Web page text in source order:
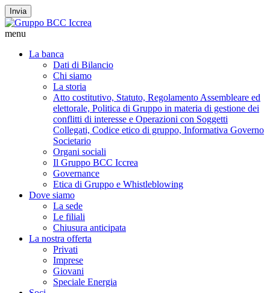
Invia
menu
La banca
Dati di Bilancio
Chi siamo
La storia
Atto costitutivo, Statuto, Regolamento Assembleare ed
elettorale, Politica di Gruppo in materia di gestione dei
conflitti di interesse e Operazioni con Soggetti
Collegati, Codice etico di gruppo, Informativa Governo
Societario
Organi sociali
Il Gruppo BCC Iccrea
Governance
Etica di Gruppo e Whistleblowing
Dove siamo
La sede
Le filiali
Chiusura anticipata
La nostra offerta
Privati
Imprese
Giovani
Speciale Energia